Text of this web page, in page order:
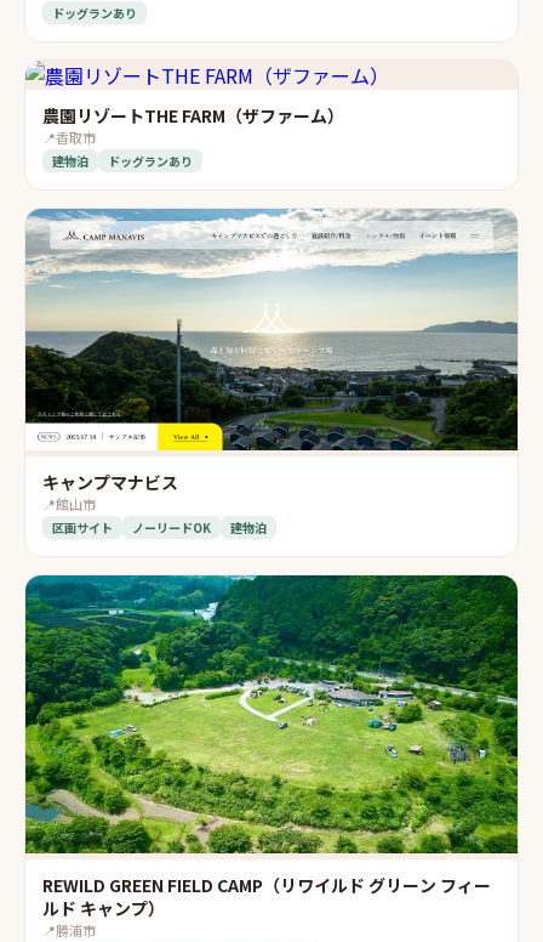
ドッグランあり
農園リゾートTHE FARM（ザファーム）
📍香取市
建物泊 ドッグランあり
キャンプマナビス
📍館山市
区画サイト ノーリードOK 建物泊
REWILD GREEN FIELD CAMP（リワイルド グリーン フィー
ルド キャンプ）
📍勝浦市